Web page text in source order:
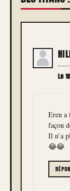
Le
Eren a
façon
Il n’a
😂😂